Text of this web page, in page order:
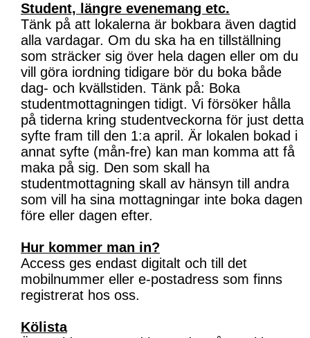
Student, längre evenemang etc.
Tänk på att lokalerna är bokbara även dagtid
alla vardagar. Om du ska ha en tillställning
som sträcker sig över hela dagen eller om du
vill göra iordning tidigare bör du boka både
dag- och kvällstiden. Tänk på: Boka
studentmottagningen tidigt. Vi försöker hålla
på tiderna kring studentveckorna för just detta
syfte fram till den 1:a april. Är lokalen bokad i
annat syfte (mån-fre) kan man komma att få
maka på sig. Den som skall ha
studentmottagning skall av hänsyn till andra
som vill ha sina mottagningar inte boka dagen
före eller dagen efter.
Hur kommer man in?
Access ges endast digitalt och till det
mobilnummer eller e-postadress som finns
registrerat hos oss.
Kölista